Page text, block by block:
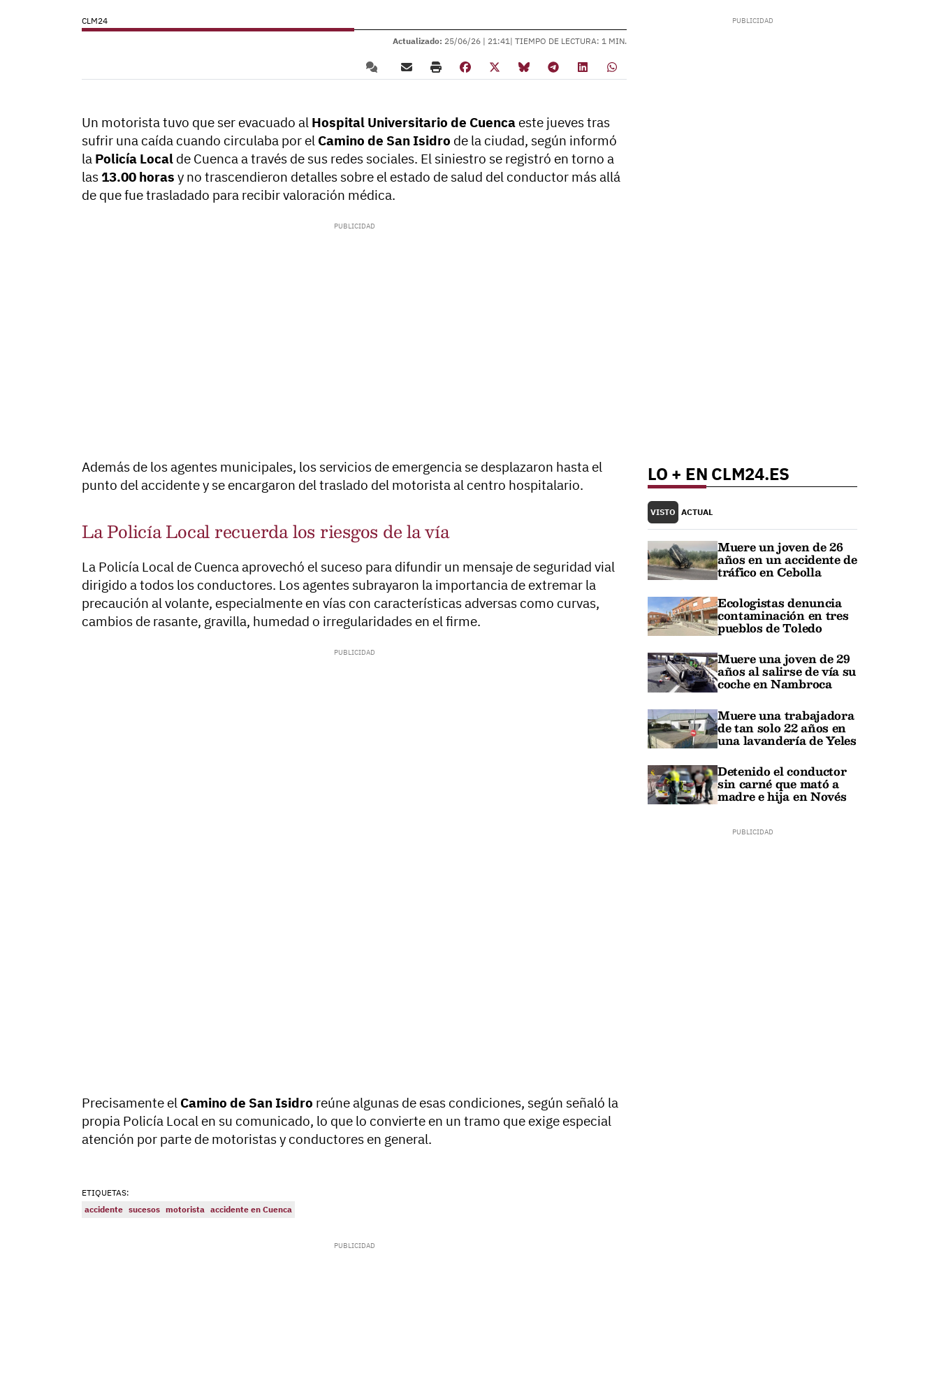
CLM24
Actualizado: 25/06/26 | 21:41 | TIEMPO DE LECTURA: 1 MIN.
Un motorista tuvo que ser evacuado al Hospital Universitario de Cuenca este jueves tras
sufrir una caída cuando circulaba por el Camino de San Isidro de la ciudad, según informó
la Policía Local de Cuenca a través de sus redes sociales. El siniestro se registró en torno a
las 13.00 horas y no trascendieron detalles sobre el estado de salud del conductor más allá
de que fue trasladado para recibir valoración médica.
Además de los agentes municipales, los servicios de emergencia se desplazaron hasta el
punto del accidente y se encargaron del traslado del motorista al centro hospitalario.
La Policía Local recuerda los riesgos de la vía
La Policía Local de Cuenca aprovechó el suceso para difundir un mensaje de seguridad vial
dirigido a todos los conductores. Los agentes subrayaron la importancia de extremar la
precaución al volante, especialmente en vías con características adversas como curvas,
cambios de rasante, gravilla, humedad o irregularidades en el firme.
Precisamente el Camino de San Isidro reúne algunas de esas condiciones, según señaló la
propia Policía Local en su comunicado, lo que lo convierte en un tramo que exige especial
atención por parte de motoristas y conductores en general.
ETIQUETAS:
accidente sucesos motorista accidente en Cuenca
LO + EN CLM24.ES
VISTO ACTUAL
Muere un joven de 26
años en un accidente de
tráfico en Cebolla
Ecologistas denuncia
contaminación en tres
pueblos de Toledo
Muere una joven de 29
años al salirse de vía su
coche en Nambroca
Muere una trabajadora
de tan solo 22 años en
una lavandería de Yeles
Detenido el conductor
sin carné que mató a
madre e hija en Novés